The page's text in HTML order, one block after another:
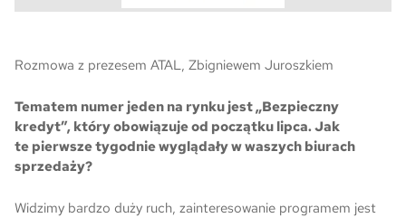
Rozmowa z prezesem ATAL, Zbigniewem Juroszkiem
Tematem numer jeden na rynku jest „Bezpieczny
kredyt”, który obowiązuje od początku lipca. Jak
te pierwsze tygodnie wyglądały w waszych biurach
sprzedaży?
Widzimy bardzo duży ruch, zainteresowanie programem jest
ATAL Floriana w Szczecinie
NOWOŚĆ
Skwer Witosa w Piastowie